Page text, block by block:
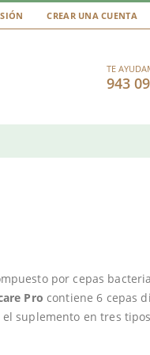
CREAR UNA CUENTA
TE
943
por cepas
Pro contiene 6 cepas
suplemento en tres